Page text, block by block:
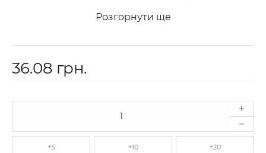
Розгорнути ще
36.08 грн.
+5 +10 +20